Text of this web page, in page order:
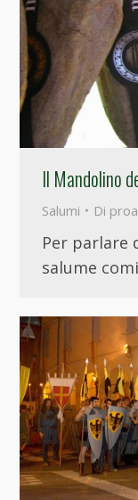
Il Mandolino
Salumi Di
Per parlare
salume